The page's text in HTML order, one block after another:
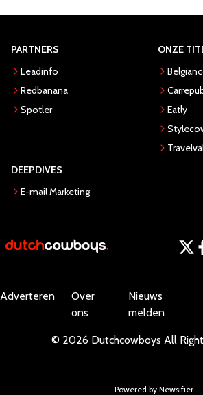
PARTNERS
Leadinfo
Redbanana
Spotler
ONZE
Eatly
DEEPDIVES
E-mail Marketing
Adverteren
Over
ons
Nieuws
melden
© 2026 Dutchcowboys All
Powered by Newsifier